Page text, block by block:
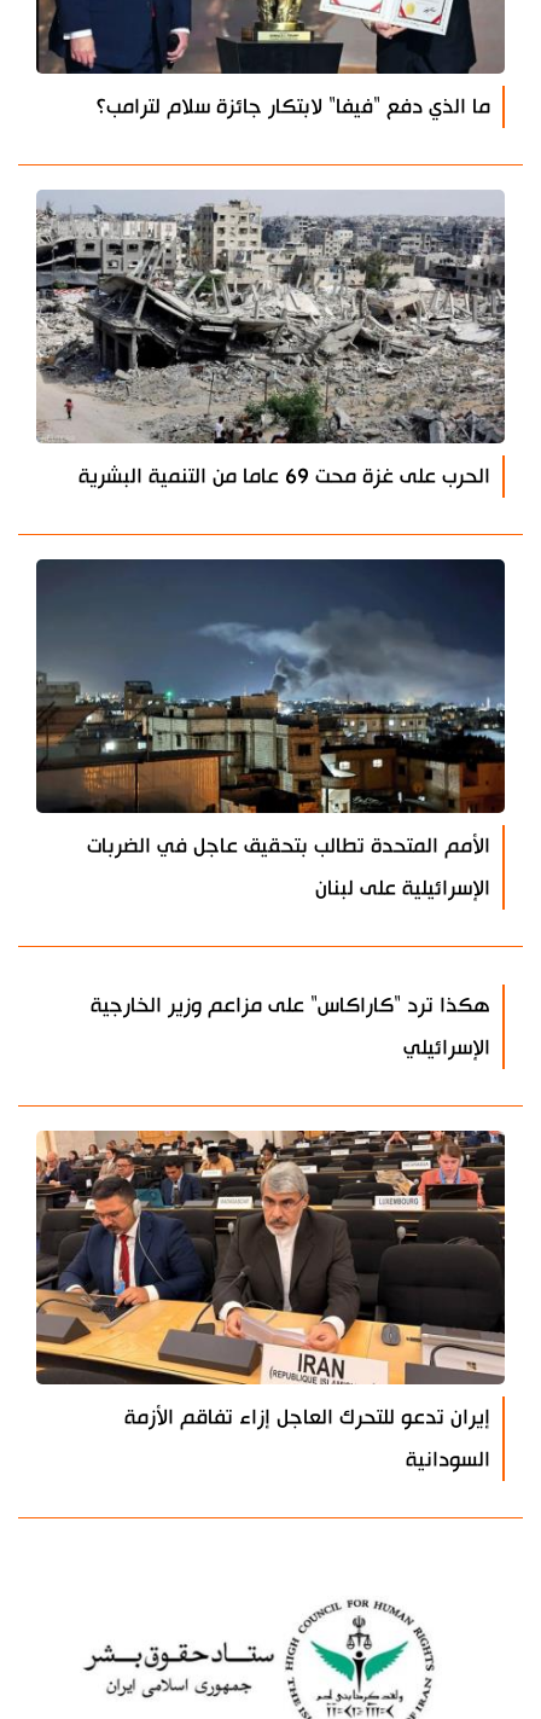
ما الذي دفع "فيفا" لابتكار جائزة سلام لترامب؟
الحرب على غزة محت 69 عاما من التنمية البشرية
الأمم المتحدة تطالب بتحقيق عاجل في الضربات
الإسرائيلية على لبنان
هكذا ترد "كاراكاس" على مزاعم وزير الخارجية
الإسرائيلي
إيران تدعو للتحرك العاجل إزاء تفاقم الأزمة
السودانية